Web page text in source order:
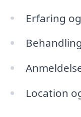
Erfaring
Location